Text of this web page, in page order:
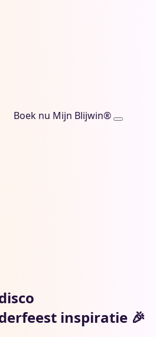
Boek nu Mijn Blijwin®
inspiratie 🎉